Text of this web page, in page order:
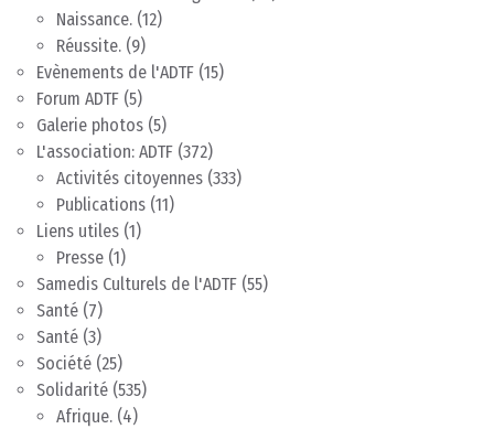
Naissance. (12)
Réussite. (9)
Evènements de l'ADTF (15)
Forum ADTF (5)
Galerie photos (5)
L'association: ADTF (372)
Activités citoyennes (333)
Publications (11)
Liens utiles (1)
Presse (1)
Samedis Culturels de l'ADTF (55)
Santé (7)
Santé (3)
Société (25)
Solidarité (535)
Afrique. (4)